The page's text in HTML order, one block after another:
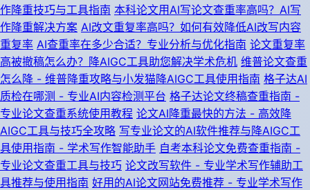
作降重技巧与工具指南 本科论文用AI写论文查重率高吗？AI写
作降重解决方案 AI改文重复率高吗？如何有效降低AI改写内容
重复率 AI查重率在多少合适？专业分析与优化指南 论文重复率
高被撤稿怎么办？降AIGC工具助您解决学术危机 维普论文查重
怎么降 - 维普降重攻略与小发猫降AIGC工具使用指南 格子达AI
质检在哪测 - 专业AI内容检测平台 格子达论文终稿查重指南 -
专业论文查重系统使用教程 论文AI降重最快的方法 - 高效降
AIGC工具与技巧全攻略 写专业论文的AI软件推荐与降AIGC工
具使用指南 - 学术写作智能助手 自考本科论文免费查重指南 -
专业论文查重工具与技巧 论文改写软件 - 专业学术写作辅助工
具推荐与使用指南 好用的AI论文网站免费推荐 - 专业学术写作